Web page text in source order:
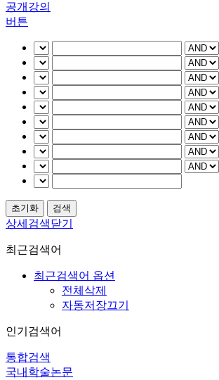
공개강의
버튼
상세검색닫기
최근검색어
최근검색어 옵션
전체삭제
자동저장끄기
인기검색어
통합검색
국내학술논문